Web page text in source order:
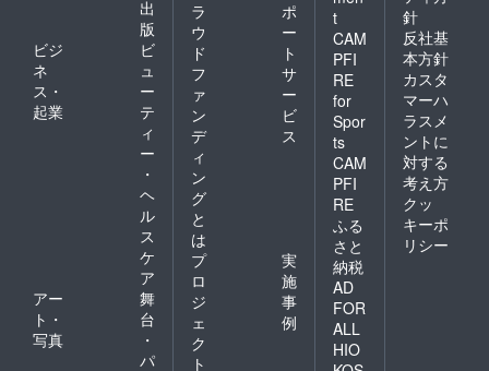
出
版
ビジ
ネ
ス・
起業
ビ
ュ
ー
テ
ィ
ー
・
ヘ
ル
ス
ケ
ア
アー
ト・
写真
舞
台
・
パ
ラ
ウ
ド
フ
ァ
ン
デ
ィ
ン
グ
と
は
ポ
ー
ト
サ
ー
ビ
ス
プ
ロ
ジ
ェ
ク
ト
実
施
事
例
t
CAM
PFI
RE
for
Spor
ts
CAM
PFI
RE
ふる
さと
納税
AD
FOR
ALL
HIO
針
反社基
本方針
カスタ
マーハ
ラスメ
ントに
対する
考え方
クッ
キーポ
リシー